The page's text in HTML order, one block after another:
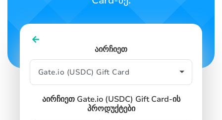
აირჩიეთ
აირჩიეთ Gate.io (USDC) Gift Card-ის
პროდუქტები